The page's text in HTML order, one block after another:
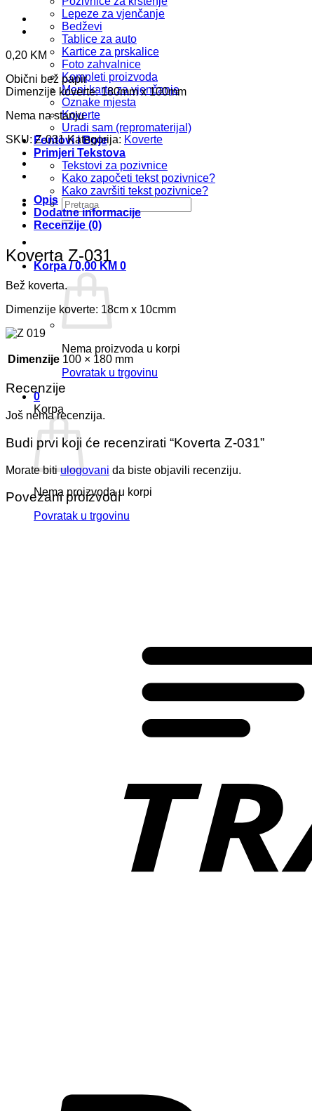
Lepeze za vjenčanje
Bedževi
Tablice za auto
Kartice za prskalice
Foto zahvalnice
Kompleti proizvoda
Meni karte za vjenčanje
Oznake mjesta
Koverte
Uradi sam (repromaterijal)
Fontovi i Boje
Primjeri Tekstova
Tekstovi za pozivnice
Kako započeti tekst pozivnice?
Kako završiti tekst pozivnice?
Pretraži:
Korpa /0,00 KM 0
Nema proizvoda u korpi
Povratak u trgovinu
0
Korpa
Nema proizvoda u korpi
Povratak u trgovinu
0,20 KM
Obični bež papir
Dimenzije koverte: 180mm x 100mm
Nema na stanju
SKU:Z-031 Kategorija: Koverte
Opis
Dodatne informacije
Recenzije (0)
Koverta Z-031
Bež koverta.
Dimenzije koverte: 18cm x 10cmm
Dimenzije 100 × 180 mm
Recenzije
Još nema recenzija.
Budi prvi koji će recenzirati “Koverta Z-031”
Morate bitiulogovani da biste objavili recenziju.
Povezani proizvodi